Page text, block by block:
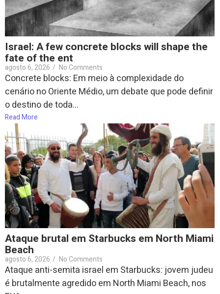
Israel: A few concrete blocks will shape the
fate of the ent
agosto 6, 2026 / No Comments
Concrete blocks: Em meio à complexidade do
cenário no Oriente Médio, um debate que pode definir
o destino de toda...
Read More
Ataque brutal em Starbucks em North Miami
Beach
agosto 6, 2026 / No Comments
Ataque anti-semita israel em Starbucks: jovem judeu
é brutalmente agredido em North Miami Beach, nos